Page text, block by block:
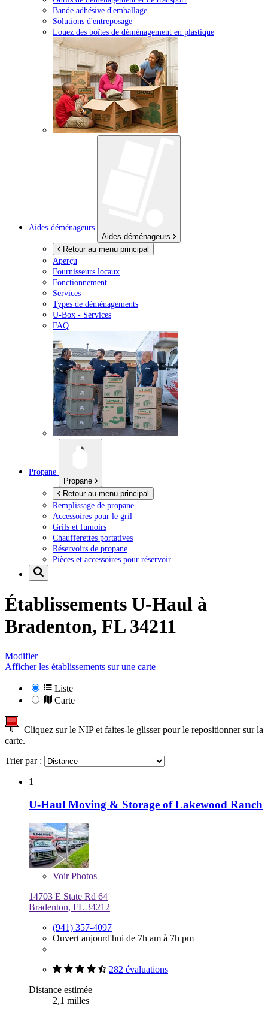
Bande adhésive d'emballage
Solutions d'entreposage
Louez des boîtes de déménagement en plastique
Aides-déménageurs
Aides-déménageurs
Retour au menu principal
Aperçu
Fournisseurs locaux
Fonctionnement
Services
Types de déménagements
U-Box - Services
FAQ
Propane
Propane
Retour au menu principal
Remplissage de propane
Accessoires pour le gril
Grils et fumoirs
Chaufferettes portatives
Réservoirs de propane
Pièces et accessoires pour réservoir
Établissements U-Haul à
Bradenton, FL 34211
Modifier
Afficher les établissements sur une carte
Liste
Carte
Cliquez sur le NIP et faites-le glisser pour le repositionner sur la
carte.
Trier par :
1
U-Haul Moving & Storage of Lakewood Ranch
VoirPhotos
14703 E State Rd 64
Bradenton, FL 34212
(941) 357-4097
Ouvert aujourd'hui de 7h am à 7h pm
282 évaluations
Distance estimée
2,1 milles